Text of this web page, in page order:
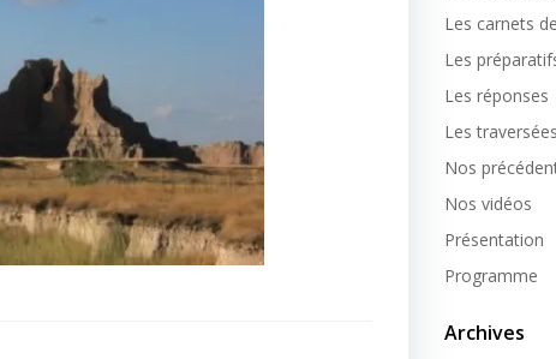
Les carnets
Les
Les réponses
Les
Nos
Nos vidéos
Présentation
Programme
Archives